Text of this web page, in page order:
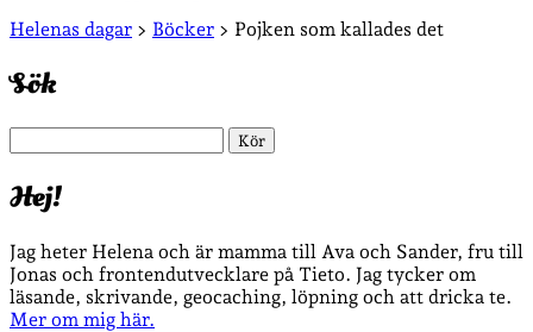
Sidopanel
Helenas dagar > Böcker > Pojken som kallades det
Sök
Hej!
Jag heter Helena och är mamma till Ava och Sander, fru till
Jonas och frontendutvecklare på Tieto. Jag tycker om
läsande, skrivande, geocaching, löpning och att dricka te.
Mer om mig här.